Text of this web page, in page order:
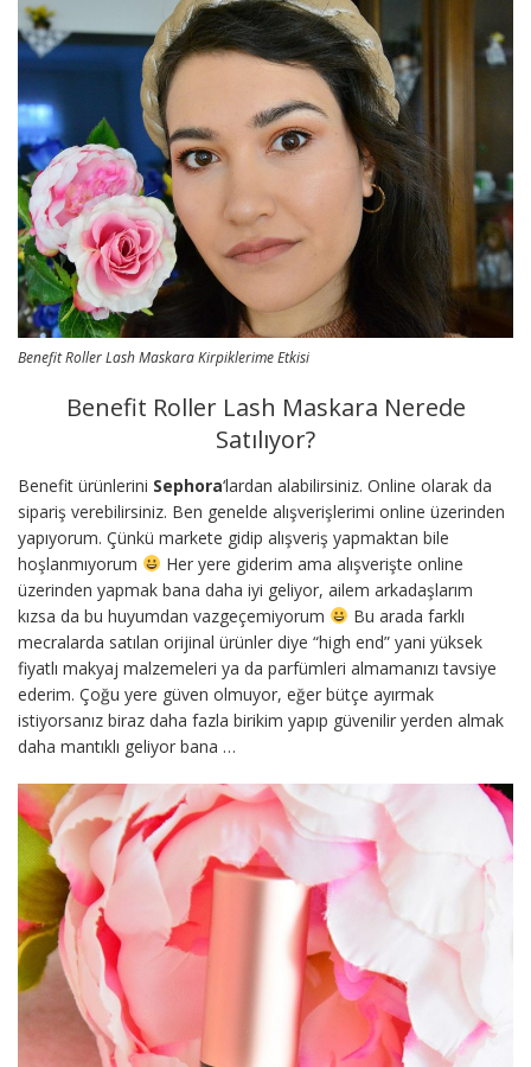
Benefit Roller Lash Maskara Kirpiklerime Etkisi
Benefit Roller Lash Maskara Nerede
Satılıyor?
Benefit ürünlerini Sephora‘lardan alabilirsiniz. Online olarak da
sipariş verebilirsiniz. Ben genelde alışverişlerimi online üzerinden
yapıyorum. Çünkü markete gidip alışveriş yapmaktan bile
hoşlanmıyorum
Her yere giderim ama alışverişte online
üzerinden yapmak bana daha iyi geliyor, ailem arkadaşlarım
kızsa da bu huyumdan vazgeçemiyorum
Bu arada farklı
mecralarda satılan orijinal ürünler diye “high end” yani yüksek
fiyatlı makyaj malzemeleri ya da parfümleri almamanızı tavsiye
ederim. Çoğu yere güven olmuyor, eğer bütçe ayırmak
istiyorsanız biraz daha fazla birikim yapıp güvenilir yerden almak
daha mantıklı geliyor bana …